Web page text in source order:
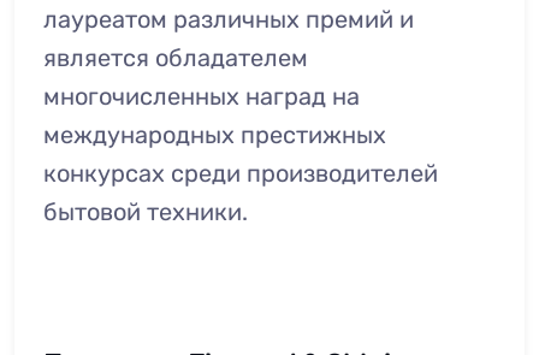
лауреатом различных премий и
является обладателем
многочисленных наград на
международных престижных
конкурсах среди производителей
бытовой техники.